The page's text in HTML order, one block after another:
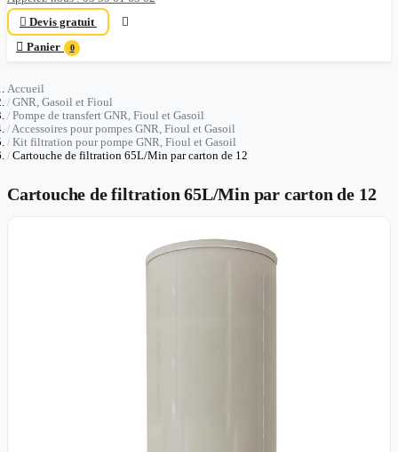
 Devis gratuit

 Panier 0
Accueil
GNR, Gasoil et Fioul
Pompe de transfert GNR, Fioul et Gasoil
Accessoires pour pompes GNR, Fioul et Gasoil
Kit filtration pour pompe GNR, Fioul et Gasoil
Cartouche de filtration 65L/Min par carton de 12
Cartouche de filtration 65L/Min par carton de 12